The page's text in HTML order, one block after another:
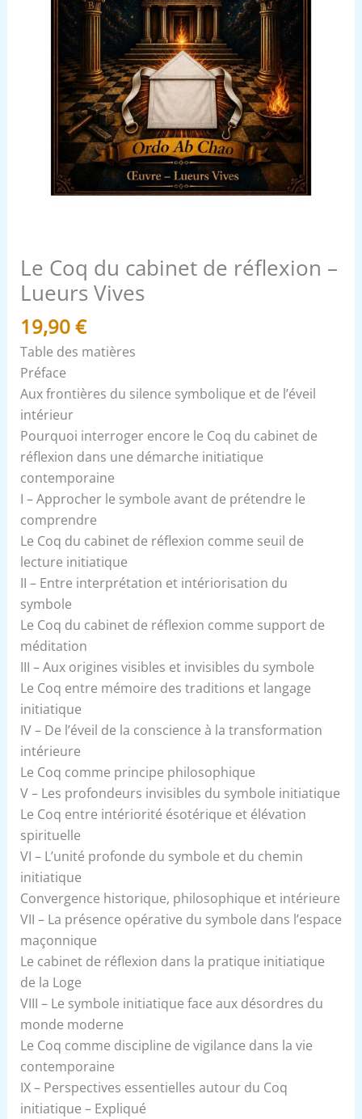
Le Coq du cabinet de réflexion –
Lueurs Vives
19,90€
Table des matières
Préface
Aux frontières du silence symbolique et de l’éveil
intérieur
Pourquoi interroger encore le Coq du cabinet de
réflexion dans une démarche initiatique
contemporaine
I – Approcher le symbole avant de prétendre le
comprendre
Le Coq du cabinet de réflexion comme seuil de
lecture initiatique
II – Entre interprétation et intériorisation du
symbole
Le Coq du cabinet de réflexion comme support de
méditation
III – Aux origines visibles et invisibles du symbole
Le Coq entre mémoire des traditions et langage
initiatique
IV – De l’éveil de la conscience à la transformation
intérieure
Le Coq comme principe philosophique
V – Les profondeurs invisibles du symbole initiatique
Le Coq entre intériorité ésotérique et élévation
spirituelle
VI – L’unité profonde du symbole et du chemin
initiatique
Convergence historique, philosophique et intérieure
VII – La présence opérative du symbole dans l’espace
maçonnique
Le cabinet de réflexion dans la pratique initiatique
de la Loge
VIII – Le symbole initiatique face aux désordres du
monde moderne
Le Coq comme discipline de vigilance dans la vie
contemporaine
IX – Perspectives essentielles autour du Coq
initiatique – Expliqué